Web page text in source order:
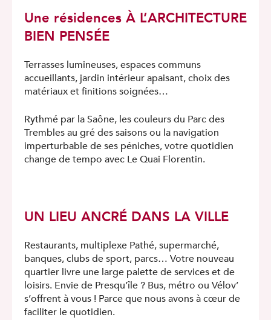
Une résidences À L’ARCHITECTURE
BIEN PENSÉE
Terrasses lumineuses, espaces communs
accueillants, jardin intérieur apaisant, choix des
matériaux et fini­tions soignées…
Rythmé par la Saône, les couleurs du Parc des
Trembles au gré des saisons ou la navigation
imperturbable de ses péniches, votre quotidien
change de tempo avec Le Quai Florentin.
UN LIEU ANCRÉ DANS LA VILLE
Restaurants, multiplexe Pathé, supermarché,
banques, clubs de sport, parcs… Votre nouveau
quartier livre une large palette de services et de
loisirs. Envie de Presqu’île ? Bus, métro ou Vélov’
s’offrent à vous ! Parce que nous avons à cœur de
faciliter le quotidien.